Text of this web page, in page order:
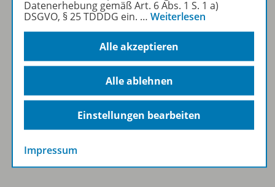
Folgen Sie uns auf Social Media
Westermann Gruppe
Datenerhebung gemäß Art. 6 Abs. 1 S. 1 a)
DSGVO, § 25 TDDDG ein. … Weiterlesen
Alle akzeptieren
Alle ablehnen
Einstellungen bearbeiten
Impressum